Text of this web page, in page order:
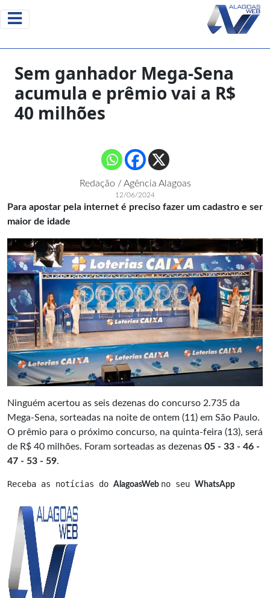
Sem ganhador Mega-Sena
acumula e prêmio vai a R$
40 milhões
Redação / Agência Alagoas
12/06/2024
Para apostar pela internet é preciso fazer um cadastro e ser
maior de idade
Ninguém acertou as seis dezenas do concurso 2.735 da
Mega-Sena, sorteadas na noite de ontem (11) em São Paulo.
O prêmio para o próximo concurso, na quinta-feira (13), será
de R$ 40 milhões. Foram sorteadas as dezenas 05 - 33 - 46 -
47 - 53 - 59.
Receba as notícias do AlagoasWeb no seu WhatsApp